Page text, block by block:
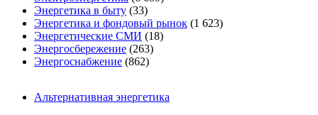
Энергетика в быту (33)
Энергетика и фондовый рынок (1 623)
Энергетические СМИ (18)
Энергосбережение (263)
Энергоснабжение (862)
Альтернативная энергетика